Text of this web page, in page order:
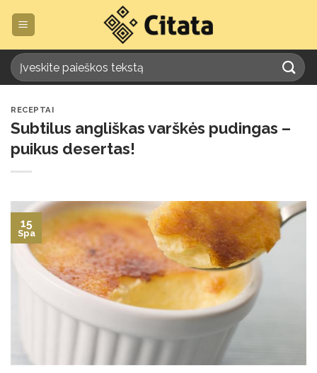
RECEPTAI
Subtilus angliškas varškės pudingas –
puikus desertas!
15
Spa